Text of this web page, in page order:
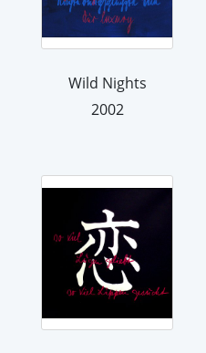
Wild Nights
2002